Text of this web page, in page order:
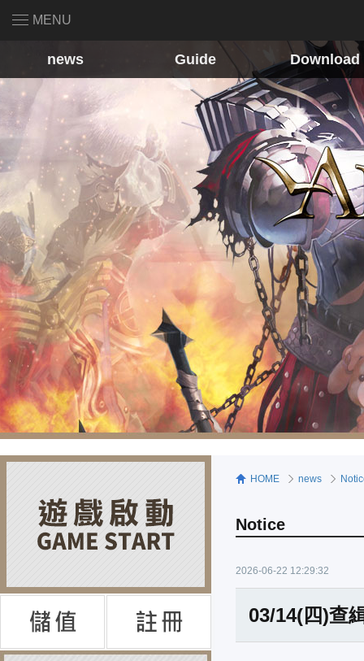
MENU
news Guide Download
HOME news
Notice
2026-06-22 12:29:32
03/14(四)查